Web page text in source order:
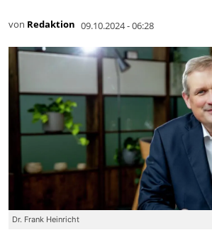
von Redaktion 09.10.2024 - 06:28
Dr. Frank Heinricht